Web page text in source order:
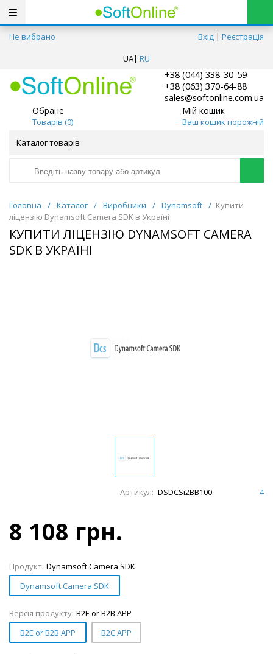
Не вибрано Вхід | Реєстрація
UA| RU
+38 (044) 338-30-59
+38 (063) 370-64-88
sales@softonline.com.ua
Обране
Товарів (0)
Мій кошик
Ваш кошик порожній
Каталог товарів
Головна / Каталог / Виробники / Dynamsoft / Купити
ліцензію Dynamsoft Camera SDK в Україні
КУПИТИ ЛІЦЕНЗІЮ DYNAMSOFT CAMERA
SDK В УКРАЇНІ
Артикул: DSDCSi2BB100 4
8 108 грн.
Продукт: Dynamsoft Camera SDK
Dynamsoft Camera SDK
Версія продукту: B2E or B2B APP
B2E or B2B APP
B2C APP